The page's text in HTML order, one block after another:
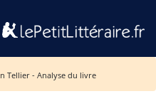
Tellier - Analyse du livre